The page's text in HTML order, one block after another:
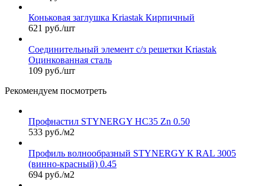
Коньковая заглушка Kriastak Кирпичный
621 руб./шт
Соединительный элемент с/з решетки Kriastak
Оцинкованная сталь
109 руб./шт
Рекомендуем посмотреть
Профнастил STYNERGY НС35 Zn 0.50
533 руб./м2
Профиль волнообразный STYNERGY К RAL 3005
(винно-красный) 0.45
694 руб./м2